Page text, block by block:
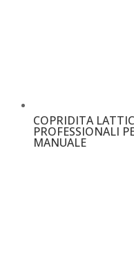
COPRIDITA
PROFESSIONALI
MANUALE